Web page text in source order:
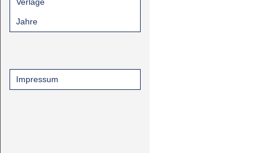
Jahre
Impressum